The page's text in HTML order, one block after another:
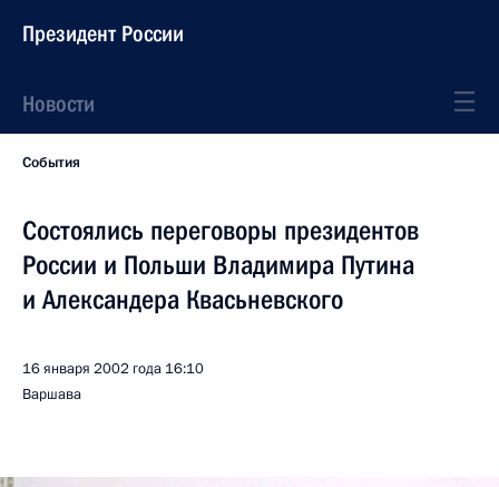
Президент России
Новости
События
Состоялись переговоры президентов
России и Польши Владимира Путина
и Александера Квасьневского
16 января 2002 года 16:10
Варшава